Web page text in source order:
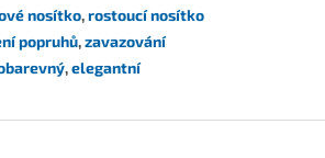
nosítko,rostoucí nosítko
popruhů,zavazování
,elegantní